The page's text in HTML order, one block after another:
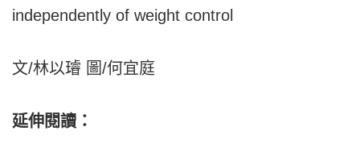
independently of weight control
文/林以璿 圖/何宜庭
延伸閱讀：